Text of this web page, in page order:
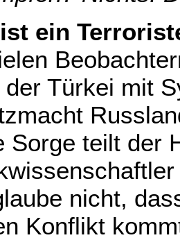
ein
der Türkei mit
Sorge teilt der
nicht,
Konflikt